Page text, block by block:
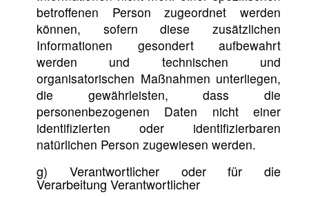
betroffenen Person zugeordnet werden
können, sofern diese zusätzlichen
Informationen gesondert aufbewahrt
werden und technischen und
organisatorischen Maßnahmen unterliegen,
die gewährleisten, dass die
personenbezogenen Daten nicht einer
identifizierten oder identifizierbaren
natürlichen Person zugewiesen werden.
g) Verantwortlicher oder für die
Verarbeitung Verantwortlicher